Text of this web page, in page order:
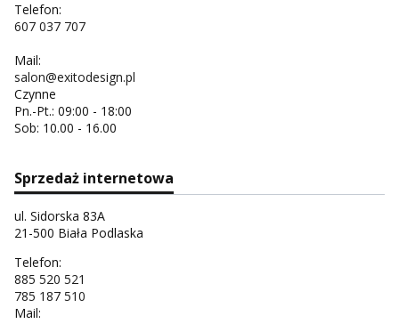
Telefon:
607 037 707
Mail:
salon@exitodesign.pl
Czynne
Pn.-Pt.: 09:00 - 18:00
Sob: 10.00 - 16.00
Sprzedaż internetowa
ul. Sidorska 83A
21-500 Biała Podlaska
Telefon:
885 520 521
785 187 510
Mail: